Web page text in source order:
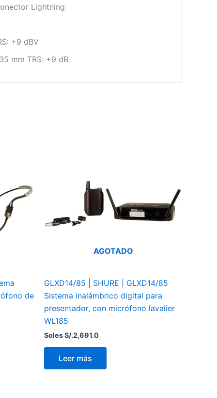
Lightning
+9 dBV
mm TRS: +9 dB
de
AGOTADO
GLXD14/85 | SHURE | GLXD14/85
Sistema inalámbrico digital para
presentador, con micrófono lavalier
WL185
Soles S/.2,691.0
Leer más